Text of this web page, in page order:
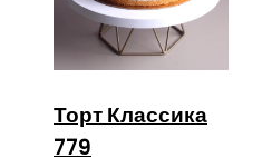
Торт Классика
779